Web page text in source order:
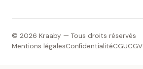
© 2026 Kraaby — Tous droits réservés
Mentions légalesConfidentialitéCGUCGV